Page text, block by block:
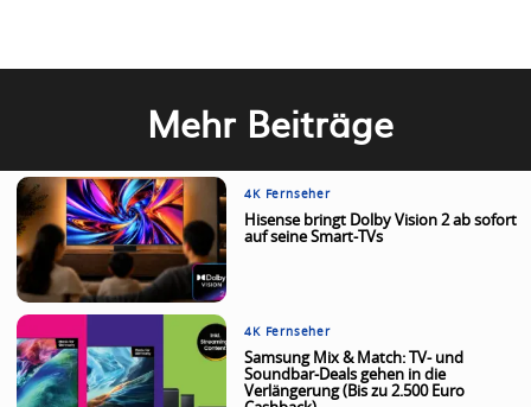
Mehr Beiträge
4K Fernseher
Hisense bringt Dolby Vision 2 ab sofort
auf seine Smart-TVs
4K Fernseher
Samsung Mix & Match: TV- und
Soundbar-Deals gehen in die
Verlängerung (Bis zu 2.500 Euro